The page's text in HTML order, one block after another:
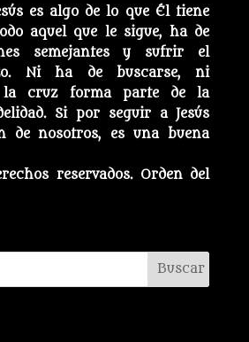
es algo de lo que Él tiene
aquel que le sigue, ha de
semejantes y sufrir el
Ni ha de buscarse, ni
la cruz forma parte de la
Si por seguir a Jesús
de nosotros, es una buena
reservados. Orden del